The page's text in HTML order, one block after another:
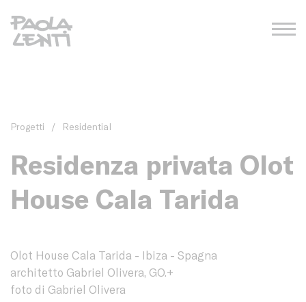
Progetti / Residential
Residenza privata Olot
House Cala Tarida
Olot House Cala Tarida - Ibiza - Spagna
architetto Gabriel Olivera, GO.+
foto di Gabriel Olivera